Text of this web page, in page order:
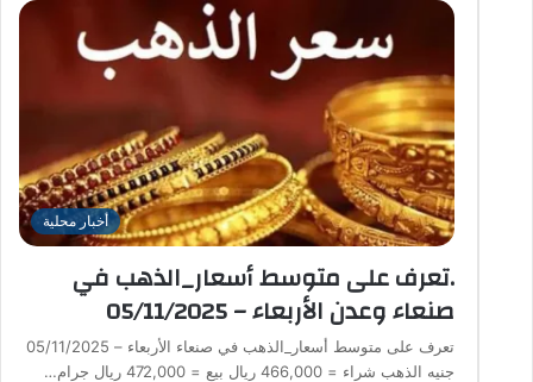
أخبار محلية
.تعرف على متوسط أسعار_الذهب في
صنعاء وعدن الأربعاء – 05/11/2025
تعرف على متوسط أسعار_الذهب في صنعاء الأربعاء – 05/11/2025
جنيه الذهب شراء = 466,000 ريال بيع = 472,000 ريال جرام…